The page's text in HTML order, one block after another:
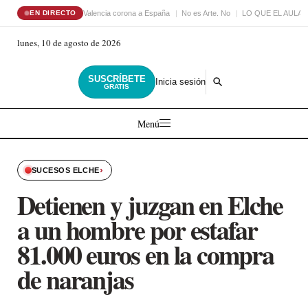
EN DIRECTO Valencia corona a España No es Arte. No LO QUE EL AULA
lunes, 10 de agosto de 2026
SUSCRÍBETE
GRATIS Inicia sesión
Menú
SUCESOS ELCHE›
Detienen y juzgan en Elche
a un hombre por estafar
81.000 euros en la compra
de naranjas